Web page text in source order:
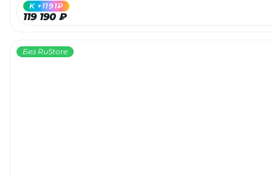
119 190 ₽
K +1191₽
Без RuStore